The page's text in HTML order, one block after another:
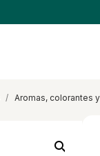
aromas, colorantes
search